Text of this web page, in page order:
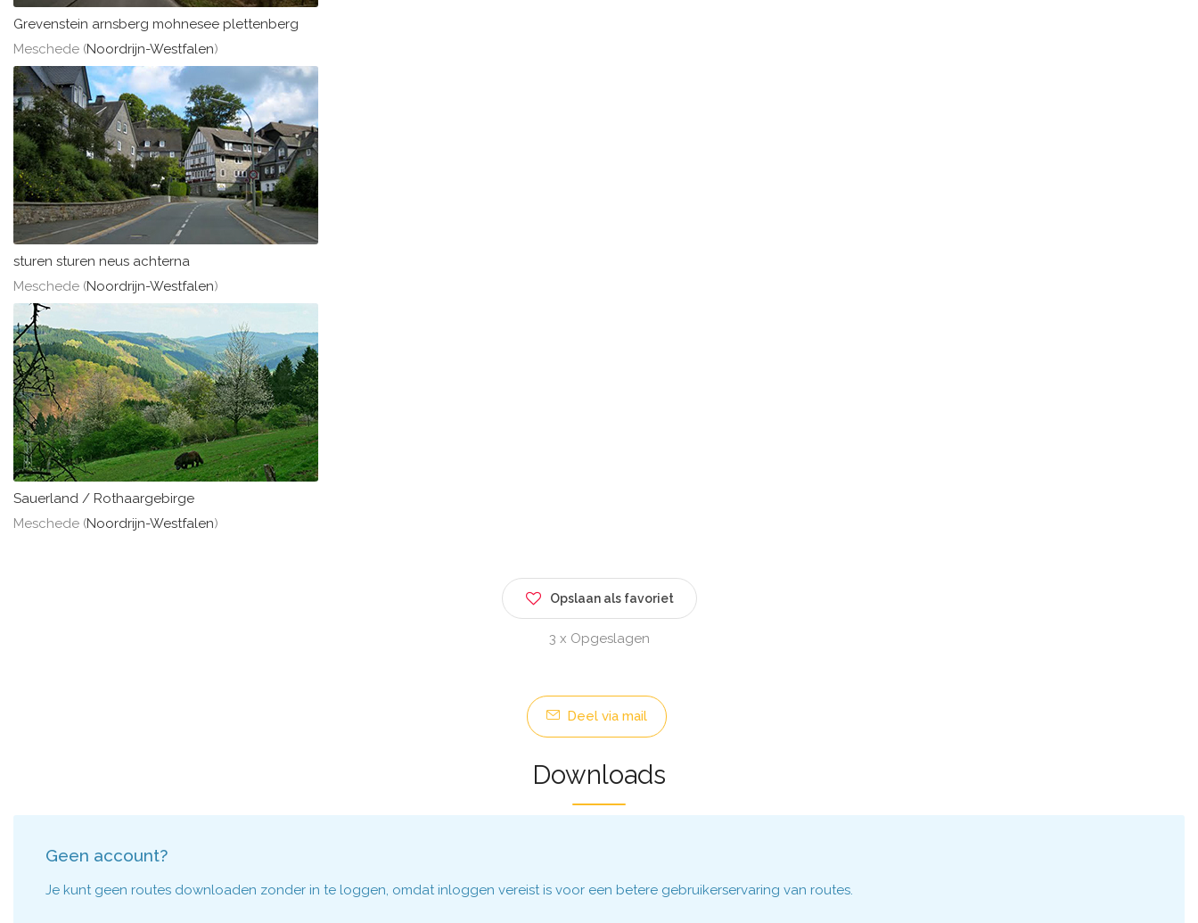
Grevenstein arnsberg mohnesee plettenberg
Meschede (Noordrijn-Westfalen)
sturen sturen neus achterna
Meschede (Noordrijn-Westfalen)
Sauerland / Rothaargebirge
Meschede (Noordrijn-Westfalen)
Opslaan als favoriet
3 x Opgeslagen
Deel via mail
Downloads
Geen account?
Je kunt geen routes downloaden zonder in te loggen, omdat inloggen vereist is voor een betere gebruikerservaring van routes.